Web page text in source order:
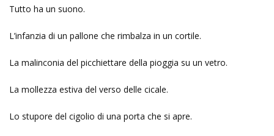
Tutto ha un suono.
L’infanzia di un pallone che rimbalza in un cortile.
La malinconia del picchiettare della pioggia su un vetro.
La mollezza estiva del verso delle cicale.
Lo stupore del cigolio di una porta che si apre.